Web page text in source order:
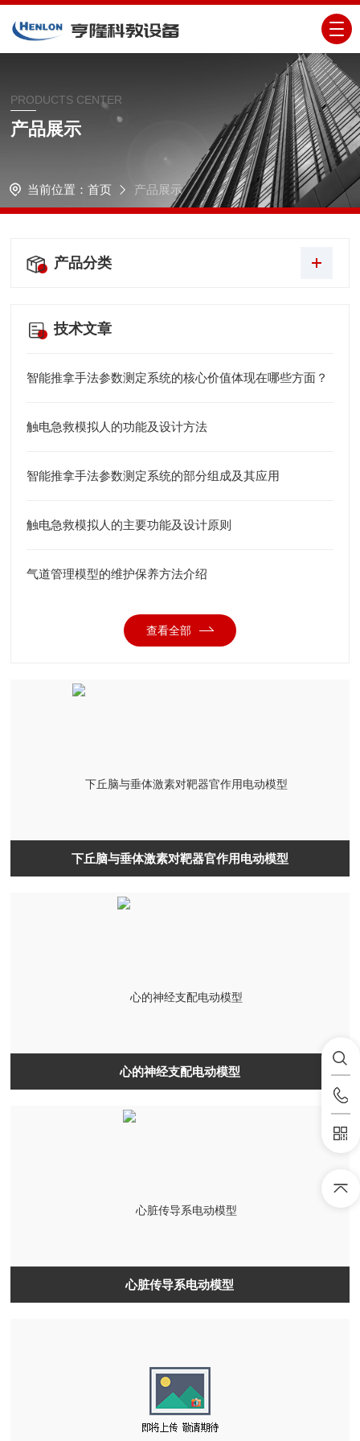
PRODUCTS CENTER
产品展示
当前位置： 首页 产品展示
产品分类
技术文章
智能推拿手法参数测定系统的核心价值体现在哪些方面？
触电急救模拟人的功能及设计方法
智能推拿手法参数测定系统的部分组成及其应用
触电急救模拟人的主要功能及设计原则
气道管理模型的维护保养方法介绍
查看全部
下丘脑与垂体激素对靶器官作用电动模型
心的神经支配电动模型
心脏传导系电动模型